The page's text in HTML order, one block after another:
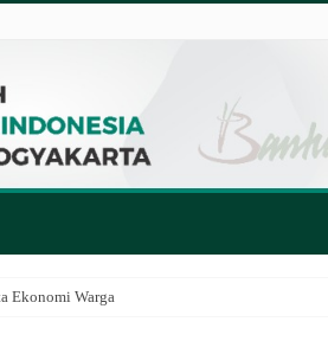
Ekonomi Warga